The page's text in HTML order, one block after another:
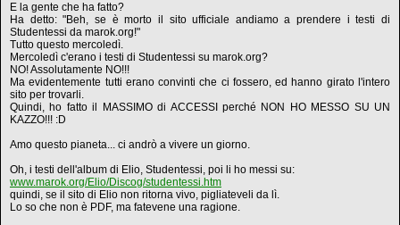
E la gente che ha fatto?
Ha detto: "Beh, se è morto il sito ufficiale andiamo a prendere i testi di
Studentessi da marok.org!"
Tutto questo mercoledì.
Mercoledì c'erano i testi di Studentessi su marok.org?
NO! Assolutamente NO!!!
Ma evidentemente tutti erano convinti che ci fossero, ed hanno girato l'intero
sito per trovarli.
Quindi, ho fatto il MASSIMO di ACCESSI perché NON HO MESSO SU UN
KAZZO!!! :D
Amo questo pianeta... ci andrò a vivere un giorno.
Oh, i testi dell'album di Elio, Studentessi, poi li ho messi su:
www.marok.org/Elio/Discog/studentessi.htm
quindi, se il sito di Elio non ritorna vivo, pigliateveli da lì.
Lo so che non è PDF, ma fatevene una ragione.